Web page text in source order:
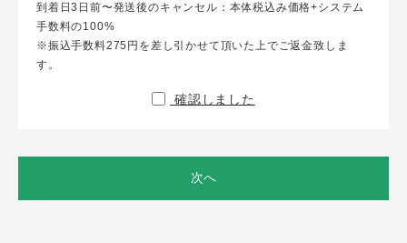
到着日3日前〜発送後のキャンセル：本体税込み価格+システム
手数料の100%
※振込手数料275円を差し引かせて頂いた上でご返金致しま
す。
確認しました
次へ